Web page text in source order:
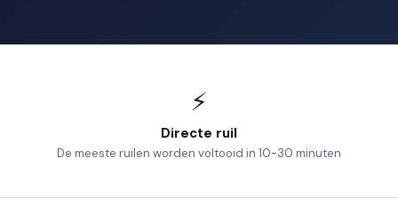
⚡
Directe ruil
De meeste ruilen worden voltooid in 10-30 minuten